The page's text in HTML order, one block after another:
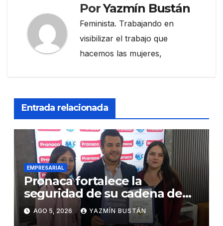
PorYazmín Bustán
Feminista. Trabajando en
visibilizar el trabajo que
hacemos las mujeres,
Entrada relacionada
EMPRESARIAL
Pronaca fortalece la
seguridad de su cadena de
suministro con certificación
BASC en dos plantas
AGO 5, 2026 YAZMÍN BUSTÁN